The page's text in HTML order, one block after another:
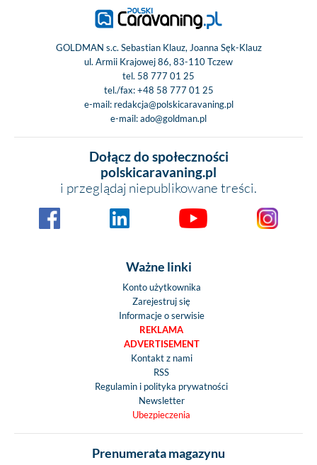
GOLDMAN s.c. Sebastian Klauz, Joanna Sęk-Klauz
ul. Armii Krajowej 86, 83-110 Tczew
tel. 58 777 01 25
tel./fax:+48 58 777 01 25
e-mail: redakcja@polskicaravaning.pl
e-mail:ado@goldman.pl
Dołącz do społeczności
polskicaravaning.pl
i przeglądaj niepublikowane treści.
Ważne linki
Konto użytkownika
Zarejestruj się
Informacje o serwisie
REKLAMA
ADVERTISEMENT
Kontakt z nami
RSS
Regulamin i polityka prywatności
Newsletter
Ubezpieczenia
Prenumerata magazynu